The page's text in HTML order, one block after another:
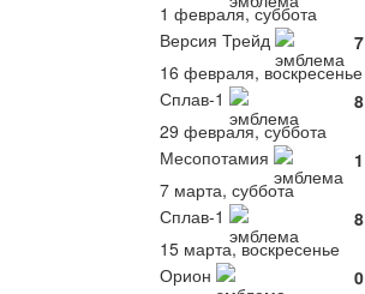
1 февраля, суббота
Версия Трейд
7
16 февраля, воскресенье
Сплав-1
8
29 февраля, суббота
Месопотамия
1
7 марта, суббота
Сплав-1
8
15 марта, воскресенье
Орион
0